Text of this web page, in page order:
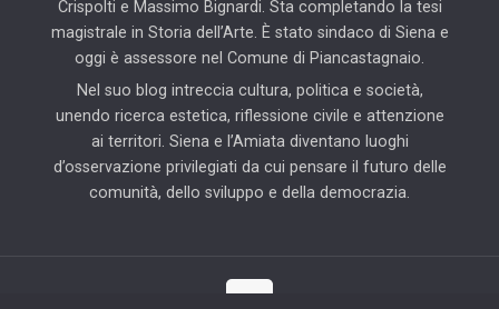
Crispolti e Massimo Bignardi. Sta completando la tesi
magistrale in Storia dell’Arte. È stato sindaco di Siena e
oggi è assessore nel Comune di Piancastagnaio.
Nel suo blog intreccia cultura, politica e società,
unendo ricerca estetica, riflessione civile e attenzione
ai territori. Siena e l’Amiata diventano luoghi
d’osservazione privilegiati da cui pensare il futuro delle
comunità, dello sviluppo e della democrazia.